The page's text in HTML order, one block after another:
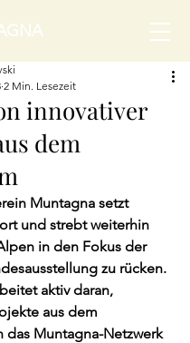
innovativer
dem
2 Min. Lesezeit
Muntagna setzt
und strebt weiterhin
in den Fokus der
zu rücken.
aktiv daran,
aus dem
das Muntagna-Netzwerk